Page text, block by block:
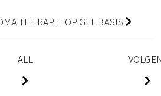
THERAPIE OP GEL BASIS
ALL